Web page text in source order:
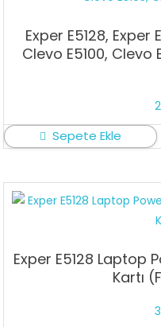
Exper E5128, Exper
Clevo E5100, Clevo
Sepete Ekle
Exper E5128 Laptop
Kartı